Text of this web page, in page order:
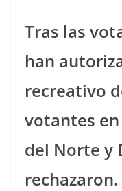
Tras las
han
recreativo
votantes
del Norte y
rechazaron.